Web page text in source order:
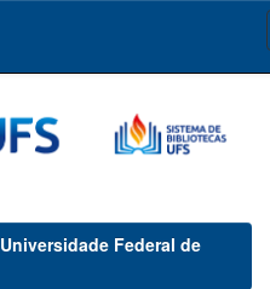
Federal de